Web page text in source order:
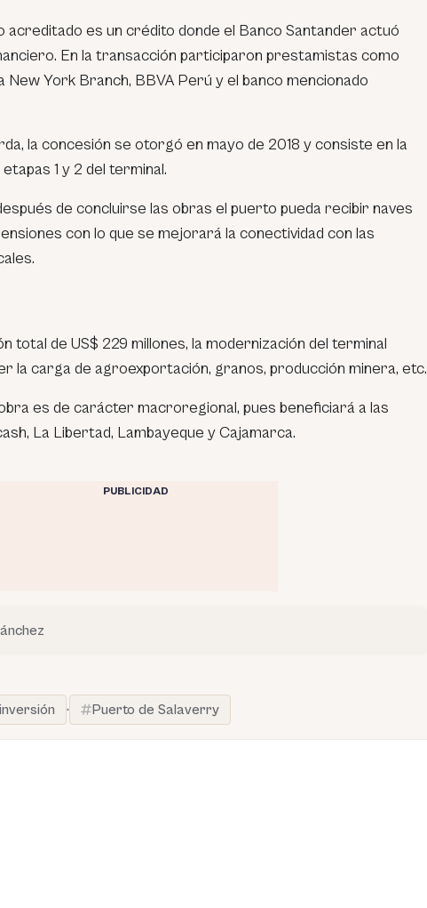
acreditado es un crédito donde el Banco Santander actuó
En la transacción participaron prestamistas como
New York Branch, BBVA Perú y el banco mencionado
la concesión se otorgó en mayo de 2018 y consiste en la
1 y 2 del terminal.
de concluirse las obras el puerto pueda recibir naves
con lo que se mejorará la conectividad con las
total de US$ 229 millones, la modernización del terminal
la carga de agroexportación, granos, producción minera, etc.
es de carácter macroregional, pues beneficiará a las
La Libertad, Lambayeque y Cajamarca.
PUBLICIDAD
· Puerto de Salaverry